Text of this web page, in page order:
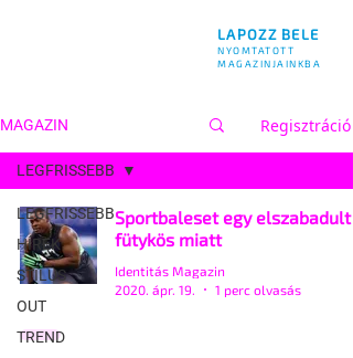
LAPOZZ BELE
NYOMTATOTT
MAGAZINJAINKBA
MAGAZIN Regisztráció
LEGFRISSEBB
HÍREK
STÍLUS
OUT
TREND
LEGFRISSEBB
Sportbaleset egy elszabadult
fütykös miatt
Identitás Magazin
2020. ápr. 19.
1 perc olvasás